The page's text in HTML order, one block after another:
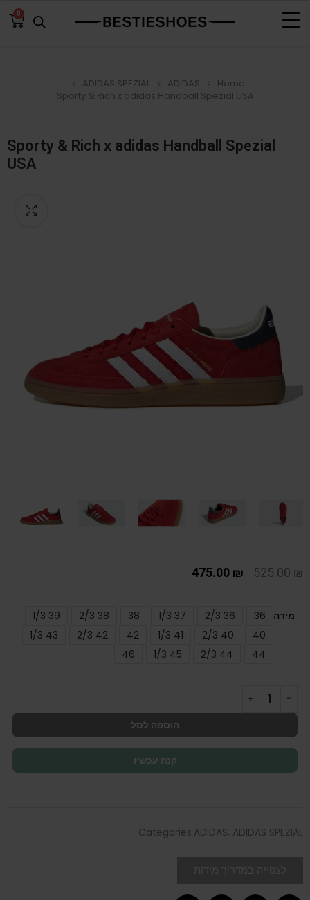
0
Home
ADIDAS
ADIDAS SPEZIAL
Sporty & Rich x adidas Handball Spezial USA
Sporty & Rich x adidas Handball Spezial
USA
525.00₪
475.00 ₪
מידה 36
36 2/3
37 1/3
38
38 2/3
39 1/3
40
40 2/3
41 1/3
42
42 2/3
43 1/3
44
44 2/3
45 1/3
46
הוספה לסל
קנה עכשיו
Categories ADIDAS, ADIDAS SPEZIAL